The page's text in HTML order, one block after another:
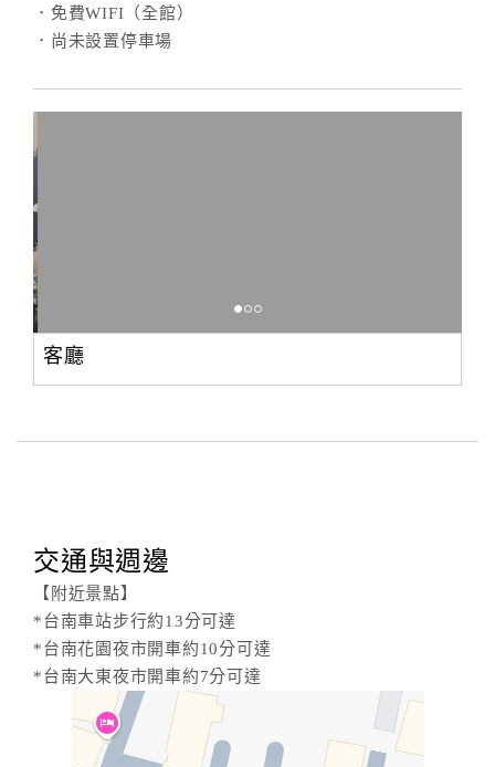
．免費WIFI（全館）
．尚未設置停車場
客廳
交通與週邊
【附近景點】
*台南車站步行約13分可達
*台南花園夜市開車約10分可達
*台南大東夜市開車約7分可達